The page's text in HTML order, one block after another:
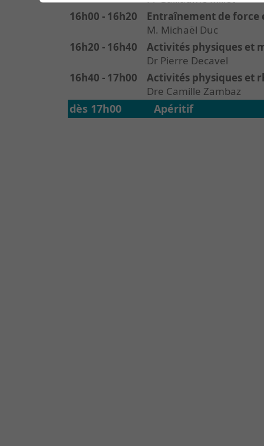
16h00 - 16h20
Entraînement de force
M. Michaël Duc
16h20 - 16h40
Activités physiques et
Dr Pierre Decavel
16h40 - 17h00
Activités physiques et
Dre Camille Zambaz
dès 17h00 Apéritif